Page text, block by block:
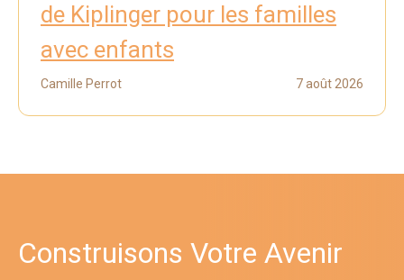
de Kiplinger pour les familles
avec enfants
Camille Perrot 7 août 2026
Construisons Votre Avenir